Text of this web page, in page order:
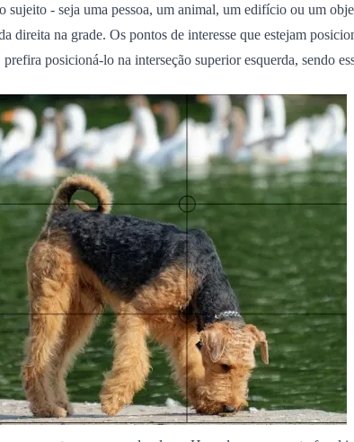
- seja uma pessoa, um animal, um edifício ou um
direita na grade. Os pontos de interesse que estejam
prefira posicioná-lo na interseção superior esquerda, sendo